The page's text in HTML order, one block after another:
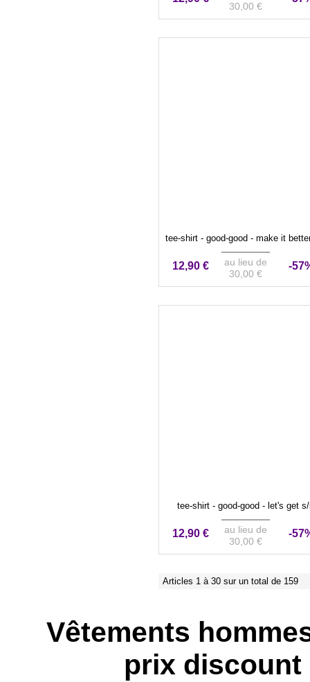
30,00 €
tee-shirt - good-good - make it
12,90 €
au lieu de
30,00 €
-
tee-shirt - good-good - let's get
12,90 €
au lieu de
30,00 €
-
Articles 1 à 30 sur un total de 159
Vêtements
prix discount